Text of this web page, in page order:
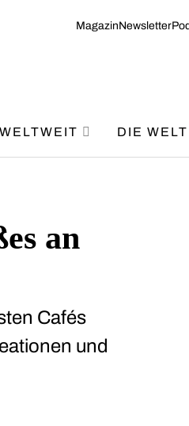
MagazinNewsletter
WELTWEIT DIE
an
Cafés
und